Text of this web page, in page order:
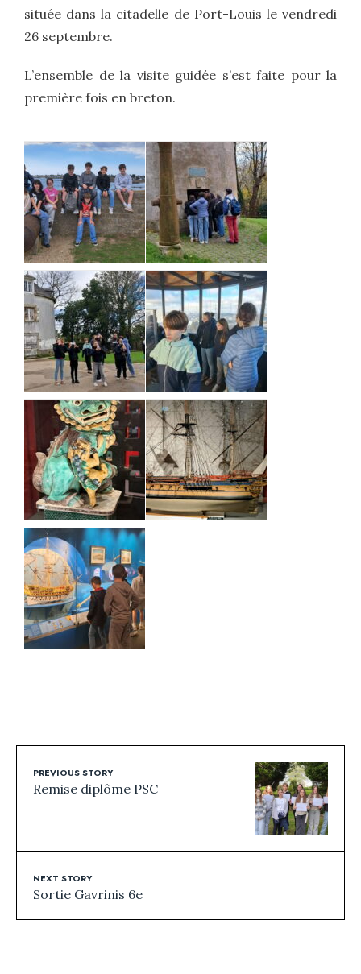
située dans la citadelle de Port-Louis le vendredi
26 septembre.
L’ensemble de la visite guidée s’est faite pour la
première fois en breton.
PREVIOUS STORY
Remise diplôme PSC
NEXT STORY
Sortie Gavrinis 6e